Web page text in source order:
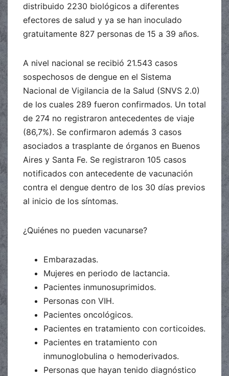
distribuido 2230 biológicos a diferentes
efectores de salud y ya se han inoculado
gratuitamente 827 personas de 15 a 39 años.
A nivel nacional se recibió 21.543 casos
sospechosos de dengue en el Sistema
Nacional de Vigilancia de la Salud (SNVS 2.0)
de los cuales 289 fueron confirmados. Un total
de 274 no registraron antecedentes de viaje
(86,7%). Se confirmaron además 3 casos
asociados a trasplante de órganos en Buenos
Aires y Santa Fe. Se registraron 105 casos
notificados con antecedente de vacunación
contra el dengue dentro de los 30 días previos
al inicio de los síntomas.
¿Quiénes no pueden vacunarse?
Embarazadas.
Mujeres en periodo de lactancia.
Pacientes inmunosuprimidos.
Personas con VIH.
Pacientes oncológicos.
Pacientes en tratamiento con corticoides.
Pacientes en tratamiento con
inmunoglobulina o hemoderivados.
Personas que hayan tenido diagnóstico